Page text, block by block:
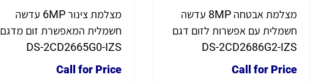
מצלמת אבטחה 8MP עדשה
חשמלית עם אפשרות לזום דגם
DS-2CD2686G2-IZS
Call for Price
מצלמת צינור 6MP עדשה
חשמלית המאפשרת זום מדגם
DS-2CD2665G0-IZS
Call for Price